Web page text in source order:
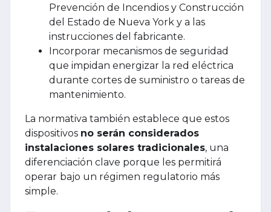
Prevención de Incendios y Construcción
del Estado de Nueva York y a las
instrucciones del fabricante.
Incorporar mecanismos de seguridad
que impidan energizar la red eléctrica
durante cortes de suministro o tareas de
mantenimiento.
La normativa también establece que estos
dispositivos no serán considerados
instalaciones solares tradicionales, una
diferenciación clave porque les permitirá
operar bajo un régimen regulatorio más
simple.